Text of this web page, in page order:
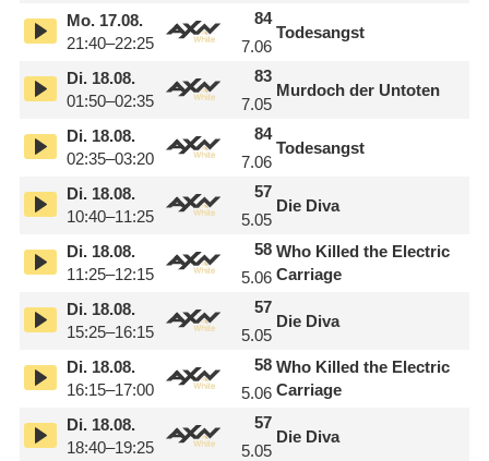
Mo.17.08.
21:40–22:25
84
7.06
Todesangst
Di.18.08.
01:50–02:35
83
7.05
Murdoch der Untoten
Di.18.08.
02:35–03:20
84
7.06
Todesangst
Di.18.08.
10:40–11:25
57
5.05
Die Diva
Di.18.08.
11:25–12:15
58
5.06
Who Killed the Electric
Carriage
Di.18.08.
15:25–16:15
57
5.05
Die Diva
Di.18.08.
16:15–17:00
58
5.06
Who Killed the Electric
Carriage
Di.18.08.
18:40–19:25
57
5.05
Die Diva